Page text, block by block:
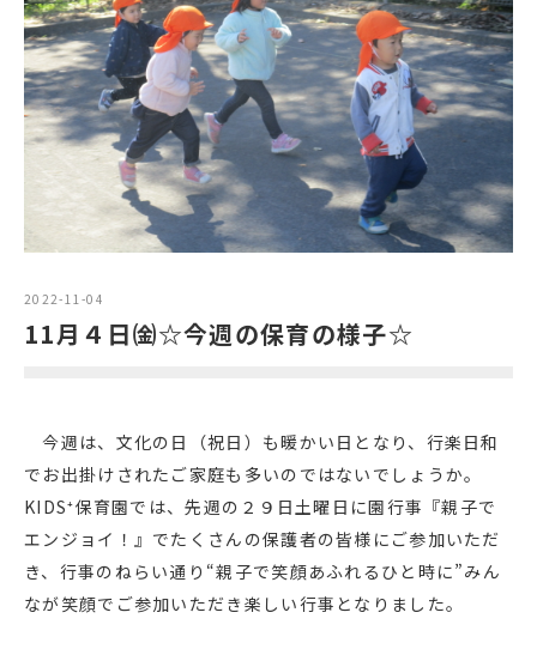
2022-11-04
11月４日㈮☆今週の保育の様子☆
今週は、文化の日（祝日）も暖かい日となり、行楽日和
でお出掛けされたご家庭も多いのではないでしょうか。
KIDS⁺保育園では、先週の２９日土曜日に園行事『親子で
エンジョイ！』でたくさんの保護者の皆様にご参加いただ
き、行事のねらい通り“親子で笑顔あふれるひと時に”みん
なが笑顔でご参加いただき楽しい行事となりました。